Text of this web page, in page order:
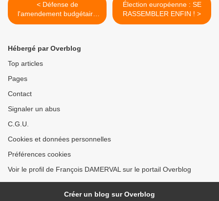
< Défense de
l'amendement budgétaire
créant un registre de
Élection européenne : SE
RASSEMBLER ENFIN ! >
Hébergé par Overblog
Top articles
Pages
Contact
Signaler un abus
C.G.U.
Cookies et données personnelles
Préférences cookies
Voir le profil de François DAMERVAL sur le portail Overblog
Créer un blog sur Overblog